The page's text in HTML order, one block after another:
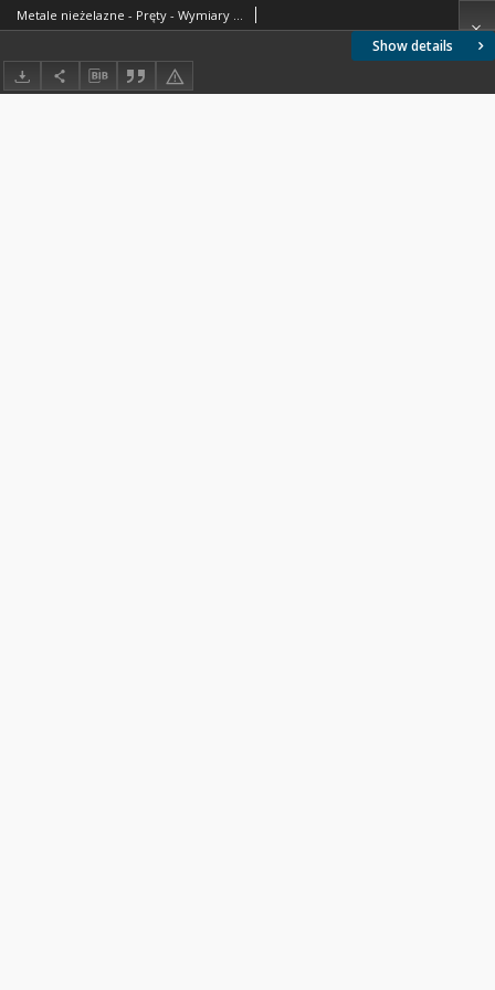
Show details
Metale nieżelazne - Pręty - Wymiary BN-71/0805-03